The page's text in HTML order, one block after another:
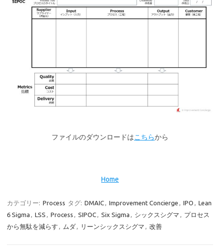
ファイルのダウンロードはこちらから
Home
カテゴリー: Process タグ: DMAIC, Improvement Concierge , IPO , Lean
6 Sigma , LSS , Process , SIPOC, Six Sigma , シックスシグマ , プロセス
から無駄を減らす , ムダ, リーンシックスシグマ , 改善